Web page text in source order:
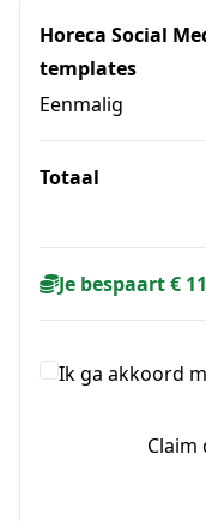
Horeca Social
templates
Eenmalig
Totaal
Je bespaart €
Ik ga akkoord
Claim